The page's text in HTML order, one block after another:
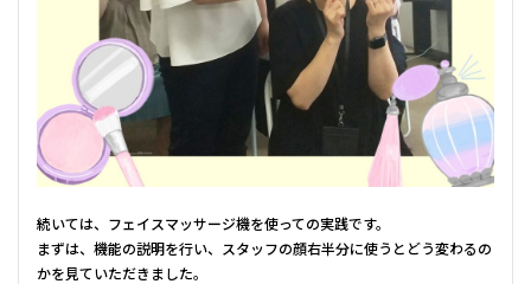
続いては、フェイスマッサージ機を使っての実践です。
まずは、機能の説明を行い、スタッフの顔右半分に使うとどう変わるの
かを見ていただきました。